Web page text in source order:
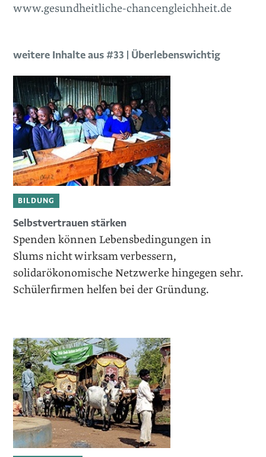
www.gesundheitliche-chancengleichheit.de
weitere Inhalte aus #33 | Überlebenswichtig
BILDUNG
Selbstvertrauen stärken
Spenden können Lebensbedingungen in
Slums nicht wirksam verbessern,
solidarökonomische Netzwerke hingegen sehr.
Schülerfirmen helfen bei der Gründung.